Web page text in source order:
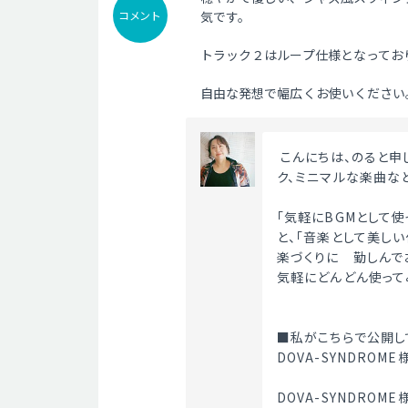
コメント
気です。
トラック２はループ仕様となってお
自由な発想で幅広くお使いくださ
ク、ミニマルな楽曲
「気軽にBGMとして
と、「音楽として美し
楽づくりに　勤しんで
気軽にどんどん使って
■私がこちらで公開
DOVA-SYNDROME様
DOVA-SYNDROME